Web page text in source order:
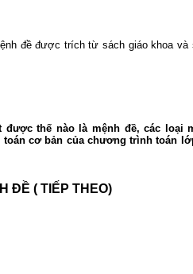
đề được trích từ sách giáo khoa và
thế nào là mệnh đề, các loại
cơ bản của chương trình toán
ĐỀ ( TIẾP THEO)